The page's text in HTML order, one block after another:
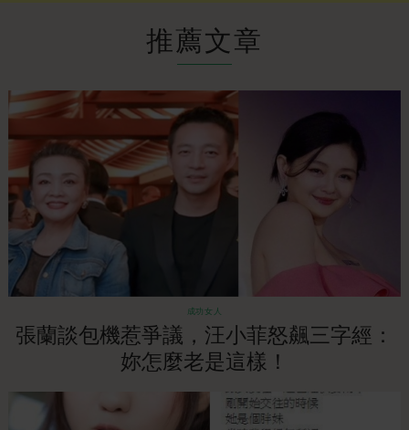
推薦文章
成功女人
張蘭談包機惹爭議，汪小菲怒飆三字經：
妳怎麼老是這樣！